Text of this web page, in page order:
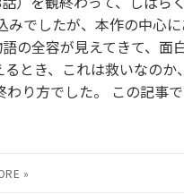
でしたが、本作の中心
の全容が見えてきて、面
とき、これは救いなの
り方でした。 この記事